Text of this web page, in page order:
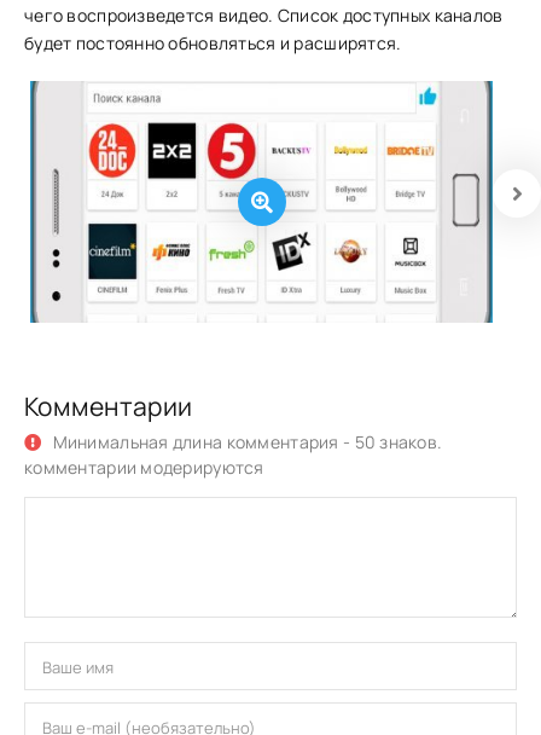
чего воспроизведется видео. Список доступных каналов
будет постоянно обновляться и расширятся.
Комментарии
Минимальная длина комментария - 50 знаков.
комментарии модерируются